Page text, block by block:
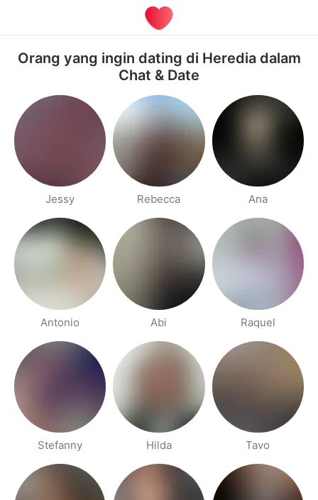
Orang yang ingin dating di Heredia dalam
Chat & Date
Jessy Rebecca Ana
Antonio Abi Raquel
Stefanny Hilda Tavo